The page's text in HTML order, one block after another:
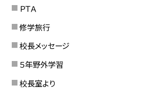
ＰＴＡ
修学旅行
校長メッセージ
５年野外学習
校長室より